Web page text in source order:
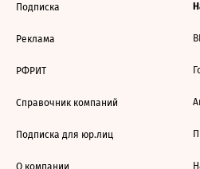
Подписка
Реклама
РФРИТ
Справочник компаний
Подписка для юр.лиц
О компании